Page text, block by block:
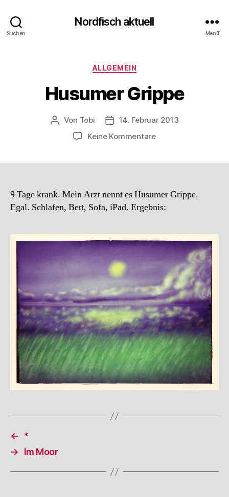
Suchen
Nordfisch aktuell
Menü
Kategorien
ALLGEMEIN
Husumer Grippe
Beitragsautor
Von Tobi Beitragsdatum
14. Februar 2013
Keine Kommentarezu
9 Tage krank. Mein Arzt nennt es Husumer Grippe.
Egal. Schlafen, Bett, Sofa, iPad. Ergebnis:
←
*
→
Im Moor